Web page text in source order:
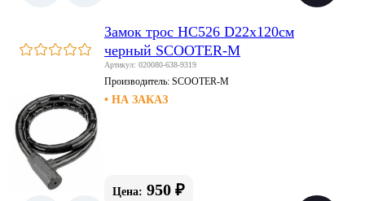
Замок трос HC526 D22x120см
черный SCOOTER-M
Артикул: 020080-638-9319
Производитель: SCOOTER-M
• НА ЗАКАЗ
Цена: 950 ₽